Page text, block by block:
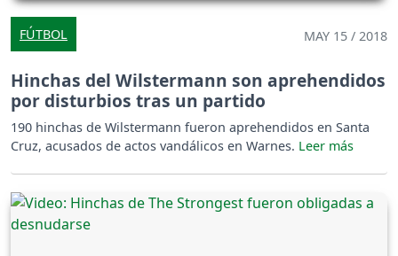
FÚTBOL MAY 15 / 2018
Hinchas del Wilstermann son aprehendidos
por disturbios tras un partido
190 hinchas de Wilstermann fueron aprehendidos en Santa
Cruz, acusados de actos vandálicos en Warnes.